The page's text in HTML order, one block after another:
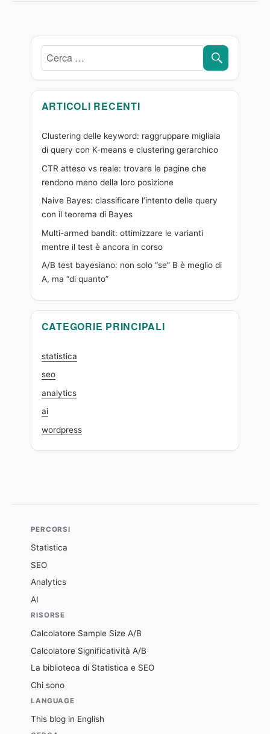
CERCA
ARTICOLI RECENTI
Clustering delle keyword: raggruppare migliaia
di query con K-means e clustering gerarchico
CTR atteso vs reale: trovare le pagine che
rendono meno della loro posizione
Naive Bayes: classificare l’intento delle query
con il teorema di Bayes
Multi-armed bandit: ottimizzare le varianti
mentre il test è ancora in corso
A/B test bayesiano: non solo “se” B è meglio di
A, ma “di quanto”
CATEGORIE PRINCIPALI
statistica
seo
analytics
ai
wordpress
PERCORSI
Statistica
SEO
Analytics
AI
RISORSE
Calcolatore Sample Size A/B
Calcolatore Significatività A/B
La biblioteca di Statistica e SEO
Chi sono
LANGUAGE
This blog in English